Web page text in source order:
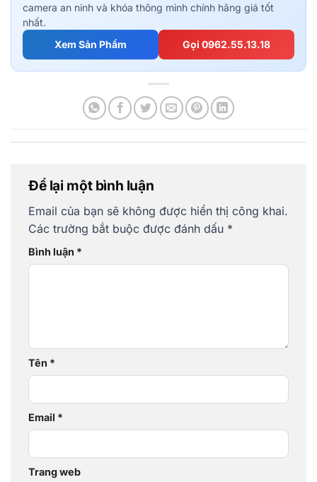
camera an ninh và khóa thông minh chính hãng giá tốt
nhất.
Xem Sản Phẩm
Gọi 0962.55.13.18
Để lại một bình luận
Email của bạn sẽ không được hiển thị công khai.
Các trường bắt buộc được đánh dấu *
Bình luận *
Tên *
Email *
Trang web